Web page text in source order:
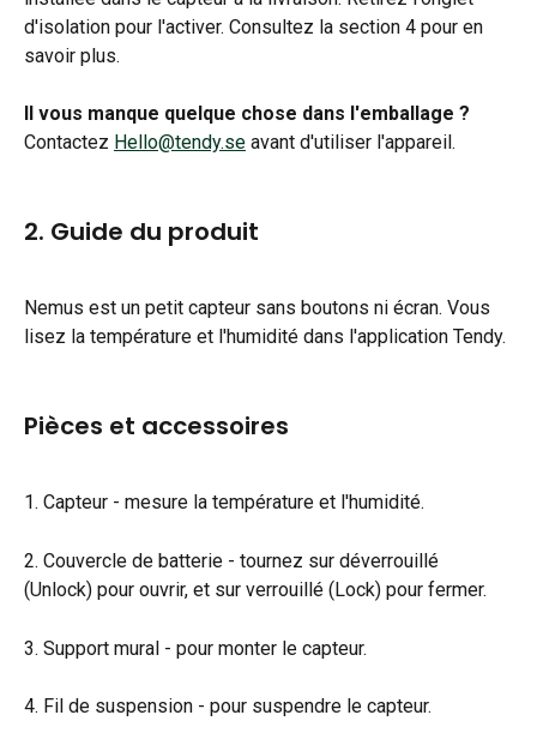
d'isolation pour l'activer. Consultez la section 4 pour en
savoir plus.
Il vous manque quelque chose dans l'emballage ?
Contactez Hello@tendy.se avant d'utiliser l'appareil.
2. Guide du produit
Nemus est un petit capteur sans boutons ni écran. Vous
lisez la température et l'humidité dans l'application Tendy.
Pièces et accessoires
1. Capteur - mesure la température et l'humidité.
2. Couvercle de batterie - tournez sur déverrouillé
(Unlock) pour ouvrir, et sur verrouillé (Lock) pour fermer.
3. Support mural - pour monter le capteur.
4. Fil de suspension - pour suspendre le capteur.